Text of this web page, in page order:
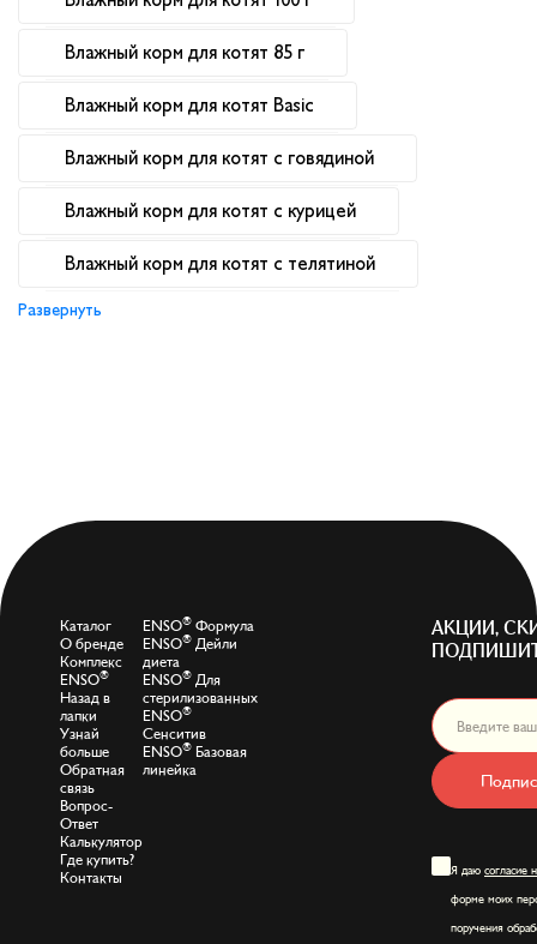
Влажный корм для котят 85 г
Влажный корм для котят Basic
Влажный корм для котят с говядиной
Влажный корм для котят с курицей
Влажный корм для котят с телятиной
Развернуть
Каталог
О бренде
Комплекс
ENSO®
Назад в
лапки
Узнай
больше
Обратная
связь
Вопрос-
Ответ
Калькулятор
Где купить?
Контакты
ENSO® Формула
ENSO® Дейли
диета
ENSO® Для
стерилизованных
ENSO®
Сенситив
ENSO® Базовая
линейка
АКЦИИ,
Я даю согласие
форме моих
поручения